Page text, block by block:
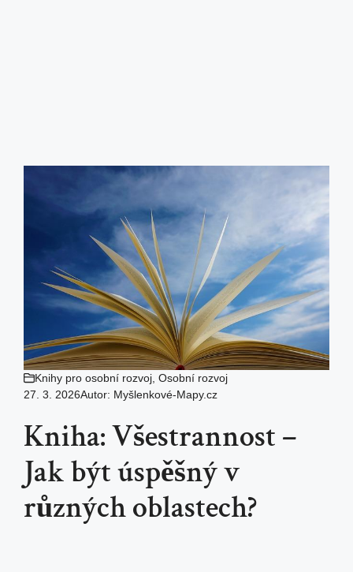
Knihy pro osobní rozvoj Osobní rozvoj
27. 3. 2026Autor: Myšlenkové-Mapy.cz
Kniha: Všestrannost –
Jak být úspěšný v
různých oblastech?